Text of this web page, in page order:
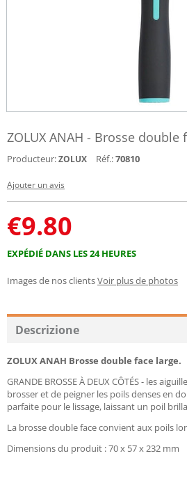
ZOLUX ANAH - Brosse double
Producteur:ZOLUX Réf.:70810
Ajouter un avis
€9.80
EXPÉDIÉ DANS LES 24 HEURES
Images de nos clientsVoir plus de photos
Descrizione
ZOLUX ANAH Brosse double face large.
GRANDE BROSSE À DEUX CÔTÉS - les
brosser et de peigner les poils denses en
parfaite pour le lissage, laissant un poil
La brosse double face convient aux poils
Dimensions du produit : 70 x 57 x 232 mm